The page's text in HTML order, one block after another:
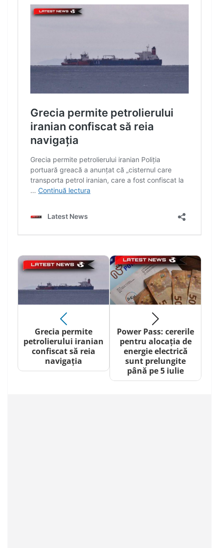
Grecia permite
petrolierului iranian
confiscat să reia
navigația
Power Pass: cererile
pentru alocația de
energie electrică
sunt prelungite
până pe 5 iulie